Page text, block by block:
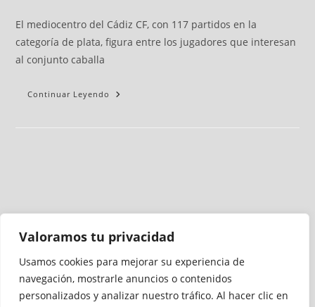
Valoramos tu privacidad
Usamos cookies para mejorar su experiencia de
navegación, mostrarle anuncios o contenidos
personalizados y analizar nuestro tráfico. Al hacer clic en
El mediocentro del Cádiz CF, con 117 partidos en la
categoría de plata, figura entre los jugadores que interesan
al conjunto caballa
Continuar Leyendo